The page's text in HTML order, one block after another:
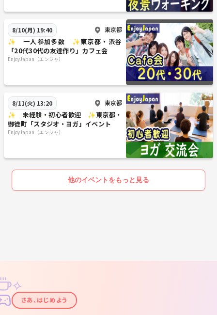
人サークルを運営していた経験もあって、街コンや婚活の事業を開業し
て独立しています。
７年ほど順調に「出会いの事業」を続けていたところ、2020年に「新型
コロナウイルス」の流行が起こり、その１年後に泣く泣く廃業をしてい
ます。
廃業前には約１０名ほどのスタッフがいて、月１回のミーティングに
は、強制しなくてもだいたい全員が集まってくれて食事をしながらアレ
当時の仲間とは廃業で惜しみつつも解散となり、私自身も住み慣れた地
元を離れ「海の見える街」で少しの休養と新しい可能性を求めて首都圏
へと引っ越して来ました。
多くの方がそうだと思いますが想像以上に「コロナ」の影響が長びき、
１年以上もの間あまり人と関わらず生活していたら、徐々に「出会いの
場づくり」に強い想いが再び湧いてきて、2022年からの再開を目指して
催者が安心な人と思ってもらえればと考え、「コーチングアカデミー東
京校」というコーチングスクールを卒業しており、長年プロコーチとし
い」を紡いでいけるんじゃないかと考えています。
🎀 参加者さんへの想い 🎀
8/10(月) 19:40 東京都
✨ 一人参加多数 ✨東京都・渋谷
「20代30代の友達作り」カフェ会
EnjoyJapan（エンジャ）
8/11(火) 13:20 東京都
✨ 未経験・初心者歓迎 ✨東京都・
御徒町「スタジオ・ヨガ」イベント
EnjoyJapan（エンジャ）
他のイベントをもっと見る
✦
✧
さあ、はじめよう